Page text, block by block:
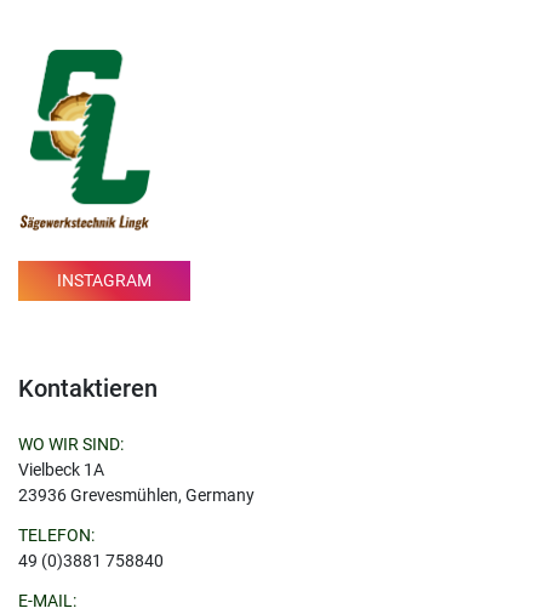
INSTAGRAM
Kontaktieren
WO WIR SIND:
Vielbeck 1A
23936 Grevesmühlen, Germany
TELEFON:
49 (0)3881 758840
E-MAIL: